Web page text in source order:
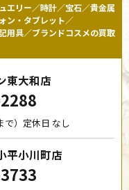
エリー／時計／宝石／貴金属
ン・タブレット／
用具／ブランドコスメの買取
東大和店
で）定休日 なし
平小川町店